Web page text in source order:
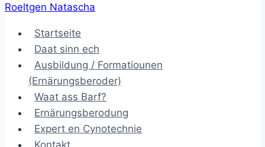
Inhalt
Startseite
Daat sinn ech
Ausbildung / Formatiounen
(Ernärungsberoder)
Waat ass Barf?
Ernärungsberodung
Expert en Cynotechnie
Kontakt